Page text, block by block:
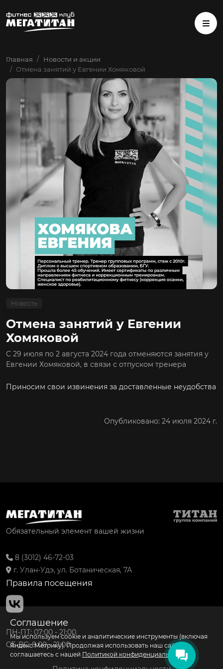
Главная
Новости и акции
Отмена занятий у Евгении Хомяковой
Новость
Отмена занятий у Евгении
Хомяковой
С 29 июля по 2 августа 2024 года отменяются занятия у
Евгении Хомяковой, в связи с отпуском тренера
Приносим свои извинения за доставленные неудобства
Опубликовано: 24 июля 2024 г.
Соглашение
Мы используем cookie и аналитические инструменты (включая
Яндекс Метрику). Продолжая использовать наш сайт, вы
соглашаетесь с нашей Политикой конфиденциальности
Обязательный элемент вашей жизни
8 (3012) 46-72-03
г. Улан-Удэ, ул. Ботаническая, 7А
Правила посещения
ПН-ПТ: 07:00 - 21:00
СБ-ВС: 8:00 - 21:00